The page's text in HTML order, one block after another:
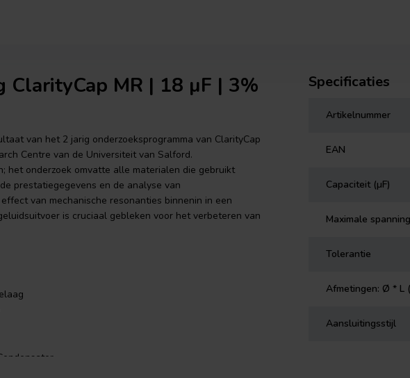
ClarityCap MR | 18 µF | 3%
van het 2 jarig onderzoeksprogramma van ClarityCap
Centre van de Universiteit van Salford.
het onderzoek omvatte alle materialen die gebruikt
prestatiegegevens en de analyse van
van mechanische resonanties binnenin in een
is cruciaal gebleken voor het verbeteren van
Specificaties
Artikelnummer
EAN
Capaciteit (µF)
Maximale spanning
Tolerantie
Afmetingen: Ø * L
Aansluitingsstijl